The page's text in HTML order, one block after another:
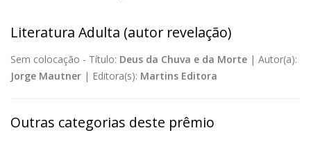
Literatura Adulta (autor revelação)
Sem colocação - Título: Deus da Chuva e da Morte | Autor(a):
Jorge Mautner | Editora(s): Martins Editora
Outras categorias deste prêmio